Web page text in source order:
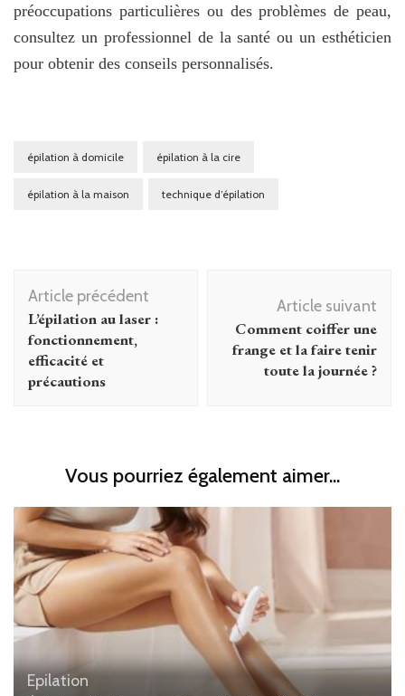
préoccupations particulières ou des problèmes de peau,
consultez un professionnel de la santé ou un esthéticien
pour obtenir des conseils personnalisés.
épilation à domicile épilation à la cire
épilation à la maison technique d’épilation
Navigation
d'article
Article précédent
L’épilation au laser :
fonctionnement,
efficacité et
précautions
Article suivant
Comment coiffer une
frange et la faire tenir
toute la journée ?
Vous pourriez également aimer...
Epilation